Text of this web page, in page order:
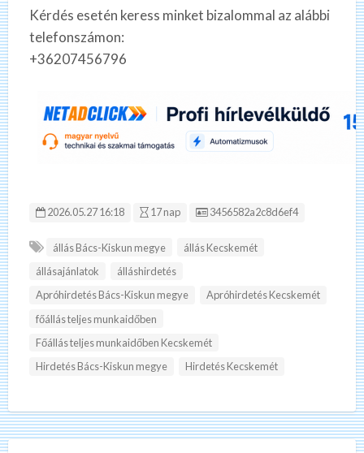
Kérdés esetén keress minket bizalommal az alábbi
telefonszámon:
+36207456796
2026.05.27 16:18 17 nap Hirdetés ID:
3456582a2c8d6ef4
állás Bács-Kiskun megye
állás Kecskemét
állásajánlatok
álláshirdetés
Apróhirdetés Bács-Kiskun megye
Apróhirdetés Kecskemét
főállás teljes munkaidőben
Főállás teljes munkaidőben Kecskemét
Hirdetés Bács-Kiskun megye
Hirdetés Kecskemét